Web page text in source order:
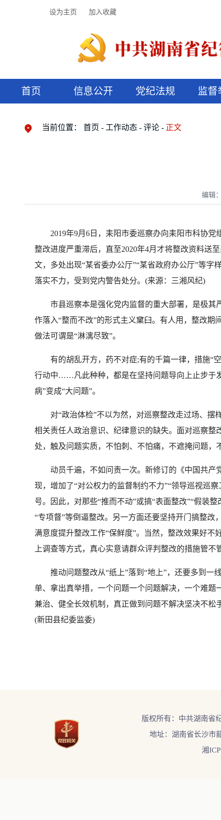
设为主页 加入收藏
首页 信息公开 党纪法规 监督
当前位置： 首页 工作动态 评论 正文
编辑
2019年9月6日，耒阳市委巡察办向耒阳市科协
整改进度严重滞后，直至2020年4月才将整改资料送
文，多处出现“某省委办公厅”“某省政府办公厅”等
落实不力，受到党内警告处分。(来源：三湘风纪)
市县巡察本是强化党内监督的重大部署，是极其严
作落入“整而不改”的形式主义窠臼。有人用，整改期
做法可谓是“淋漓尽致”。
有的胡乱开方，药不对症;有的千篇一律，措施“空
行动中……凡此种种，都是在坚持问题导向上止步于
病”变成“大问题”。
对“政治体检”不以为然，对巡察整改走过场、摆
相关责任人政治意识、纪律意识的缺失。面对巡察
处，触及问题实质，不怕刺、不怕痛，不遮掩问题，
动员千遍，不如问责一次。新修订的《中国共产
现，增加了“对公权力的监督制约不力”“领导巡视巡
号。因此，对那些“推而不动”或搞“表面整改”“假装
“专项督”等倒逼整改。另一方面还要坚持开门搞整
满意度提升整改工作“保鲜度”。当然，整改效果好
上调查等方式，真心实意请群众评判整改的措施管
推动问题整改从“纸上”落到“地上”，还要多到一
单、拿出真举措，一个问题一个问题解决，一个难
兼治、健全长效机制，真正做到问题不解决坚决不
(新田县纪委监委)
版权所有：中共湖南省
地址：湖南省长沙市
湘